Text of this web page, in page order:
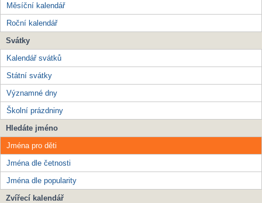
Měsíční kalendář
Roční kalendář
Svátky
Kalendář svátků
Státní svátky
Významné dny
Školní prázdniny
Hledáte jméno
Jména pro děti
Jména dle četnosti
Jména dle popularity
Zvířecí kalendář